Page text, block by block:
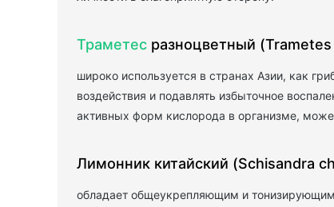
Траметес разноцветный
широко используется в странах Азии, как
воздействия и подавлять избыточное
активных форм кислорода в организме,
Лимонник китайский (Schisandra
обладает общеукрепляющим и